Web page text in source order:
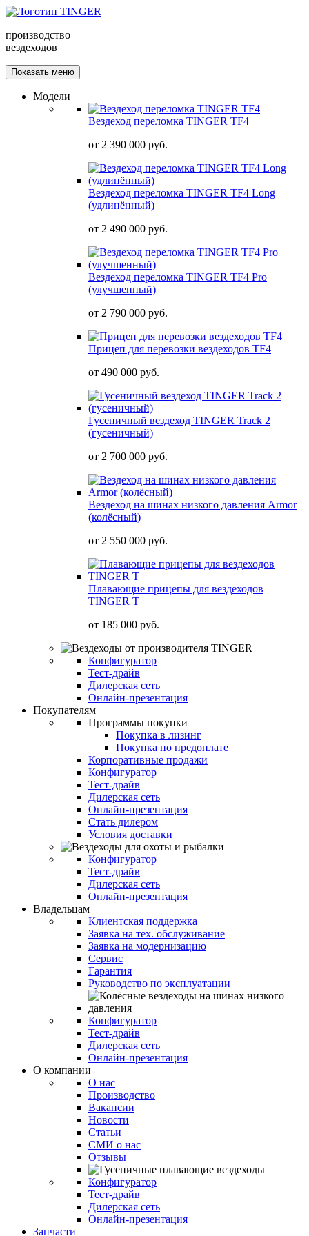
производство
вездеходов
Показать меню
Модели
Вездеход переломка TINGER TF4
от 2 390 000 руб.
Вездеход переломка TINGER TF4 Long
(удлинённый)
от 2 490 000 руб.
Вездеход переломка TINGER TF4 Pro
(улучшенный)
от 2 790 000 руб.
Прицеп для перевозки вездеходов TF4
от 490 000 руб.
Гусеничный вездеход TINGER Track 2
(гусеничный)
от 2 700 000 руб.
Вездеход на шинах низкого давления Armor
(колёсный)
от 2 550 000 руб.
Плавающие прицепы для вездеходов
TINGER T
от 185 000 руб.
Конфигуратор
Тест-драйв
Дилерская сеть
Онлайн-презентация
Покупателям
Программы покупки
Покупка в лизинг
Покупка по предоплате
Корпоративные продажи
Конфигуратор
Тест-драйв
Дилерская сеть
Онлайн-презентация
Стать дилером
Условия доставки
Конфигуратор
Тест-драйв
Дилерская сеть
Онлайн-презентация
Владельцам
Клиентская поддержка
Заявка на тех. обслуживание
Заявка на модернизацию
Сервис
Гарантия
Руководство по эксплуатации
Конфигуратор
Тест-драйв
Дилерская сеть
Онлайн-презентация
О компании
О нас
Производство
Вакансии
Новости
Статьи
СМИ о нас
Отзывы
Конфигуратор
Тест-драйв
Дилерская сеть
Онлайн-презентация
Запчасти